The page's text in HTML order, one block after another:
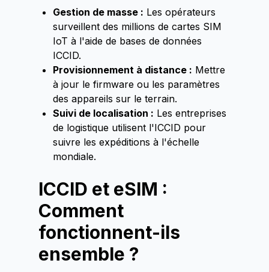
Gestion de masse : Les opérateurs
surveillent des millions de cartes SIM
IoT à l'aide de bases de données
ICCID.
Provisionnement à distance : Mettre
à jour le firmware ou les paramètres
des appareils sur le terrain.
Suivi de localisation : Les entreprises
de logistique utilisent l'ICCID pour
suivre les expéditions à l'échelle
mondiale.
ICCID et eSIM :
Comment
fonctionnent-ils
ensemble ?